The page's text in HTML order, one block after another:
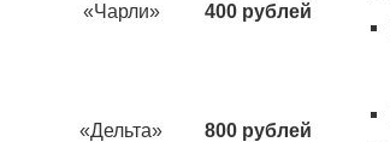
«Чарли» 400 рублей
«Дельта» 800 рублей